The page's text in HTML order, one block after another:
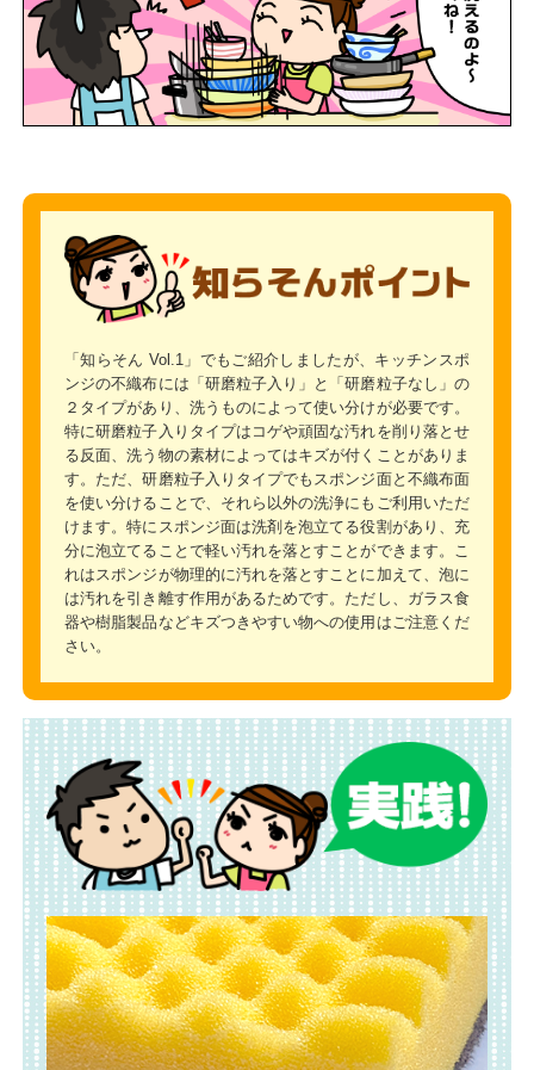
「知らそん Vol.1 」でもご紹介しましたが、キッチンスポ
ンジの不織布には「研磨粒子入り」と「研磨粒子なし」の
２タイプがあり、洗うものによって使い分けが必要です。
特に研磨粒子入りタイプはコゲや頑固な汚れを削り落とせ
る反面、洗う物の素材によってはキズが付くことがありま
す。ただ、研磨粒子入りタイプでもスポンジ面と不織布面
を使い分けることで、それら以外の洗浄にもご利用いただ
けます。特にスポンジ面は洗剤を泡立てる役割があり、充
分に泡立てることで軽い汚れを落とすことができます。こ
れはスポンジが物理的に汚れを落とすことに加えて、泡に
は汚れを引き離す作用があるためです。ただし、ガラス食
器や樹脂製品などキズつきやすい物への使用はご注意くだ
さい。